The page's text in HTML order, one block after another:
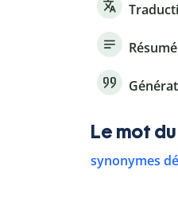
Le mot
synonymes